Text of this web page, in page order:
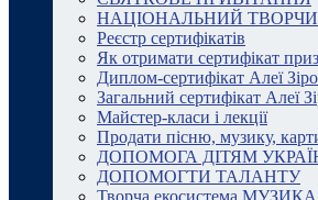
НАЦІОНАЛЬНИЙ
Реєстр сертифікатів
Як отримати сертифікат
Диплом-сертифікат Алеї
Загальний сертифікат Алеї
Майстер-класи і лекції
Продати пісню, музику,
ДОПОМОГА ДІТЯМ
ДОПОМОГТИ ТАЛАНТУ
Творча екосистема МУЗИКА